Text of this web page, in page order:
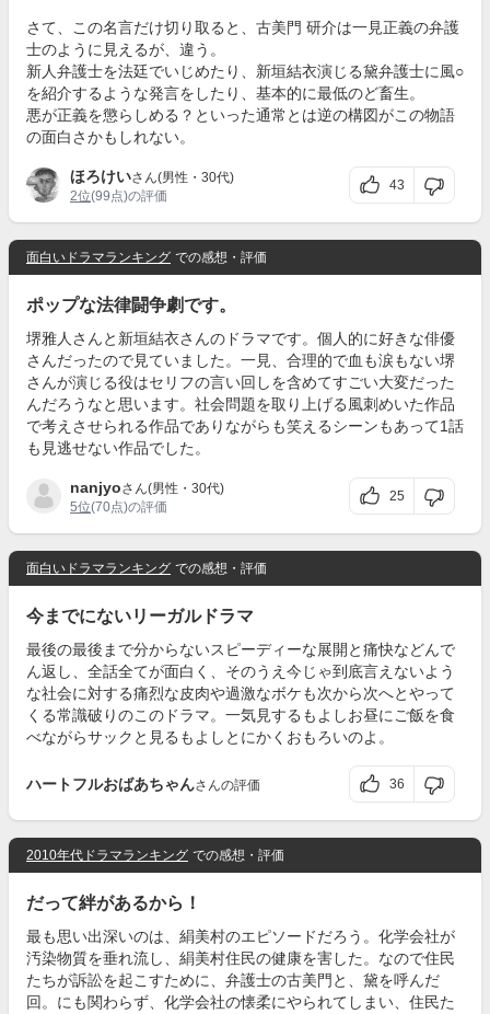
さて、この名言だけ切り取ると、古美門 研介は一見正義の弁護
士のように見えるが、違う。
新人弁護士を法廷でいじめたり、新垣結衣演じる黛弁護士に風○
を紹介するような発言をしたり、基本的に最低のど畜生。
悪が正義を懲らしめる？といった通常とは逆の構図がこの物語
の面白さかもしれない。
ほろけいさん(男性・30代)
2位(99点)の評価
43
面白いドラマランキング での感想・評価
ポップな法律闘争劇です。
堺雅人さんと新垣結衣さんのドラマです。個人的に好きな俳優
さんだったので見ていました。一見、合理的で血も涙もない堺
さんが演じる役はセリフの言い回しを含めてすごい大変だった
んだろうなと思います。社会問題を取り上げる風刺めいた作品
で考えさせられる作品でありながらも笑えるシーンもあって1話
も見逃せない作品でした。
nanjyoさん(男性・30代)
5位(70点)の評価
25
面白いドラマランキング での感想・評価
今までにないリーガルドラマ
最後の最後まで分からないスピーディーな展開と痛快などんで
ん返し、全話全てが面白く、そのうえ今じゃ到底言えないよう
な社会に対する痛烈な皮肉や過激なボケも次から次へとやって
くる常識破りのこのドラマ。一気見するもよしお昼にご飯を食
べながらサックと見るもよしとにかくおもろいのよ。
ハートフルおばあちゃんさんの評価 36
2010年代ドラマランキング での感想・評価
だって絆があるから！
最も思い出深いのは、絹美村のエピソードだろう。化学会社が
汚染物質を垂れ流し、絹美村住民の健康を害した。なので住民
たちが訴訟を起こすために、弁護士の古美門と、黛を呼んだ
回。にも関わらず、化学会社の懐柔にやられてしまい、住民た